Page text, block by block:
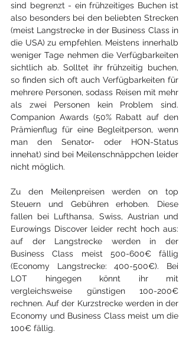
sind begrenzt - ein frühzeitiges Buchen ist
also besonders bei den beliebten Strecken
(meist Langstrecke in der Business Class in
die USA) zu empfehlen. Meistens innerhalb
weniger Tage nehmen die Verfügbarkeiten
sichtlich ab. Solltet ihr frühzeitig buchen,
so finden sich oft auch Verfügbarkeiten für
mehrere Personen, sodass Reisen mit mehr
als zwei Personen kein Problem sind.
Companion Awards (50% Rabatt auf den
Prämienflug für eine Begleitperson, wenn
man den Senator- oder HON-Status
innehat) sind bei Meilenschnäppchen leider
nicht möglich.
Zu den Meilenpreisen werden on top
Steuern und Gebühren erhoben. Diese
fallen bei Lufthansa, Swiss, Austrian und
Eurowings Discover leider recht hoch aus:
auf der Langstrecke werden in der
Business Class meist 500-600€ fällig
(Economy Langstrecke: 400-500€). Bei
LOT hingegen könnt ihr mit
vergleichsweise günstigen 100-200€
rechnen. Auf der Kurzstrecke werden in der
Economy und Business Class meist um die
100€ fällig.